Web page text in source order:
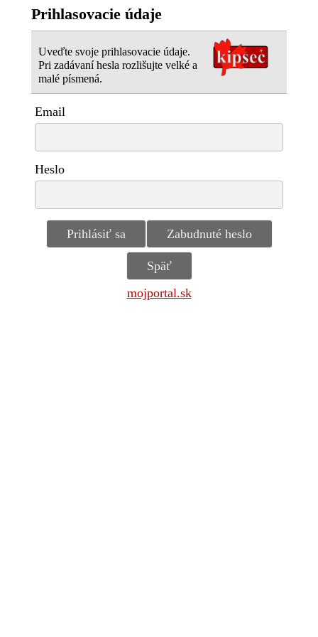
Prihlasovacie údaje
Uveďte svoje prihlasovacie údaje.
Pri zadávaní hesla rozlišujte velké a
malé písmená.
Email
Heslo
mojportal.sk